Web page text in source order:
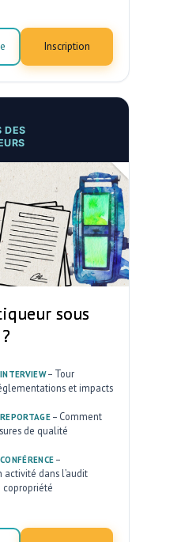
Inscription
DES
sous
INTERVIEW– Tour
et impacts
REPORTAGE– Comment
de qualité
CONFÉRENCE –
activité dans l’audit
copropriété